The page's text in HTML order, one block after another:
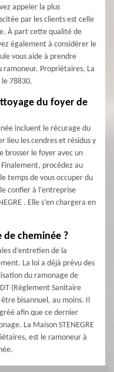
appeler la plus
par les clients est celle
À part cette qualité de
également à considérer le
vous aide à prendre
ramoneur. Propriétaires, La
le 78830.
du foyer de
incluent le récurage du
lieu les cendres et résidus y
brosser le foyer avec un
procédez au
le temps de vous occuper du
confier à l’entreprise
. Elle s’en chargera en
de cheminée ?
d’entretien de la
La loi a déjà prévu des
du ramonage de
(Règlement Sanitaire
bisannuel, au moins. Il
afin que ce dernier
La Maison STENEGRE
est le ramoneur à